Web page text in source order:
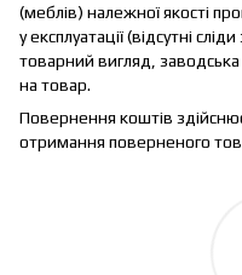
(меблів) належної якості
у експлуатації (відсутні
товарний вигляд, заводська
на товар.
Повернення коштів
отримання поверненого